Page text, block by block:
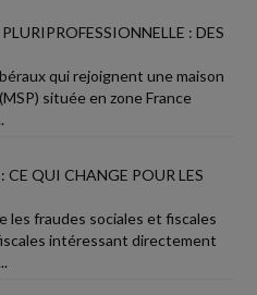
: DES
qui rejoignent une maison
située en zone France
CE QUI CHANGE POUR LES
les fraudes sociales et fiscales
intéressant directement